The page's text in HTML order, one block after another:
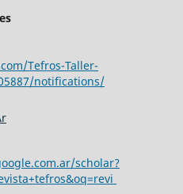
Tefros-Taller-
notifications/
scholar?